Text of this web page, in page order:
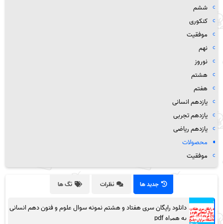
ششم
کنکوری
موفقیت
نهم
نوروز
هشتم
هفتم
یازدهم انسانی
یازدهم تجربی
یازدهم ریاضی
محصولات
موفقیت
جدید ها نظرات تگ ها
دانلود رایگان سری هفتاد و هشتم نمونه سوال علوم و فنون دهم انسانی
به همراه pdf